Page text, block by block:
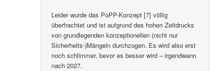
Leider wurde das PoPP-Konzept [7] völlig
überfrachtet und ist aufgrund des hohen Zeitdrucks
von grundlegenden konzeptionellen (nicht nur
Sicherheits-)Mängeln durchzogen. Es wird also erst
noch schlimmer, bevor es besser wird – irgendwann
nach 2027.